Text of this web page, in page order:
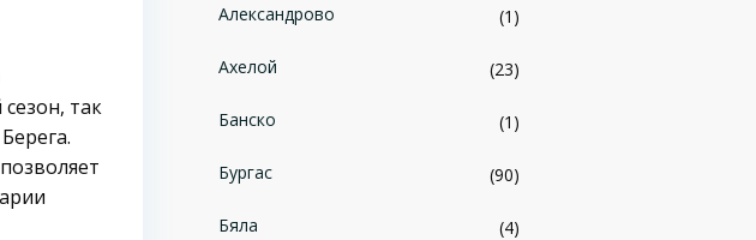
так
Александрово (1)
Ахелой (23)
Банско (1)
Бургас (90)
Бяла (4)